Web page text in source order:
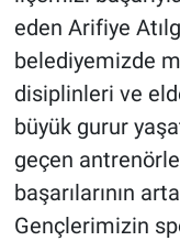
eden Arifiye
belediyemizde
disiplinleri ve
büyük gurur
geçen
başarılarının
Gençlerimizin